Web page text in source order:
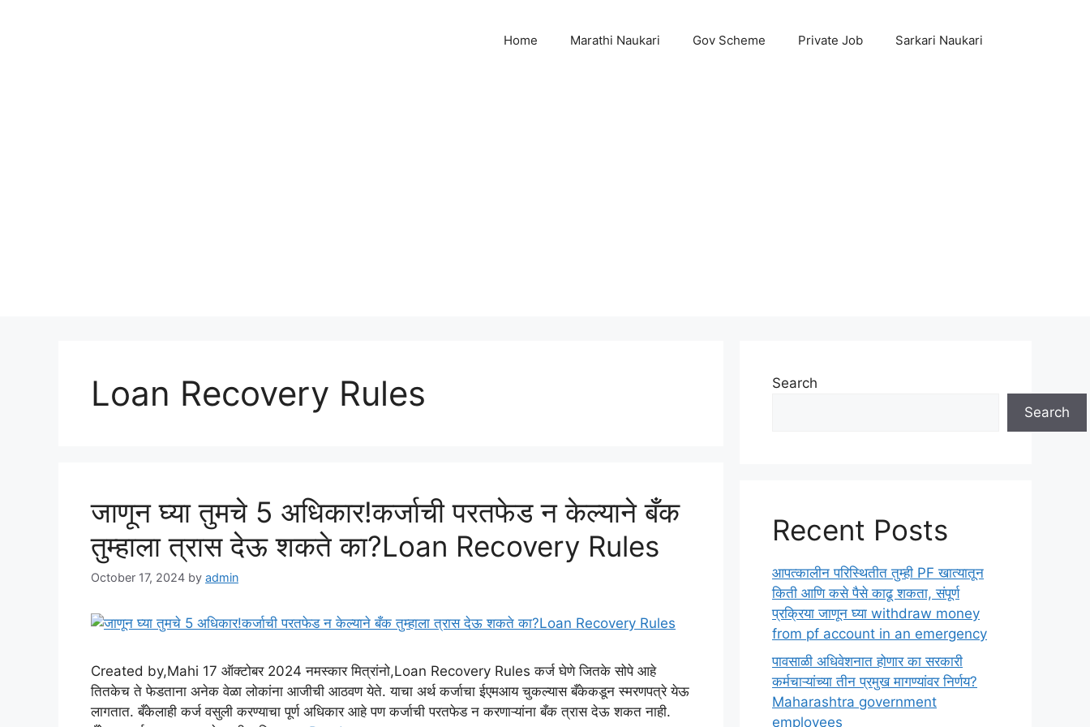
Home Marathi Naukari Gov Scheme Private Job Sarkari Naukari
Loan Recovery Rules
जाणून घ्या तुमचे 5 अधिकार!कर्जाची परतफेड न केल्याने बँक
तुम्हाला त्रास देऊ शकते का?Loan Recovery Rules
October 17, 2024 by admin
Created by,Mahi 17 ऑक्टोबर 2024 नमस्कार मित्रांनो,Loan Recovery Rules कर्ज घेणे जितके सोपे आहे
तितकेच ते फेडताना अनेक वेळा लोकांना आजीची आठवण येते. याचा अर्थ कर्जाचा ईएमआय चुकल्यास बँकेकडून स्मरणपत्रे येऊ
लागतात. बँकेलाही कर्ज वसुली करण्याचा पूर्ण अधिकार आहे पण कर्जाची परतफेड न करणाऱ्यांना बँक त्रास देऊ शकत नाही.
Search
Search
Recent Posts
आपत्कालीन परिस्थितीत तुम्ही PF खात्यातून
किती आणि कसे पैसे काढू शकता, संपूर्ण
प्रक्रिया जाणून घ्या withdraw money
from pf account in an emergency
पावसाळी अधिवेशनात होणार का सरकारी
कर्मचाऱ्यांच्या तीन प्रमुख मागण्यांवर निर्णय?
Maharashtra government
employees